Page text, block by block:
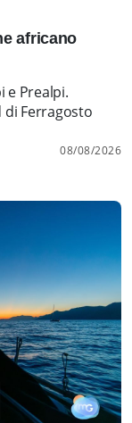
africano
e Prealpi.
di Ferragosto
08/08/2026